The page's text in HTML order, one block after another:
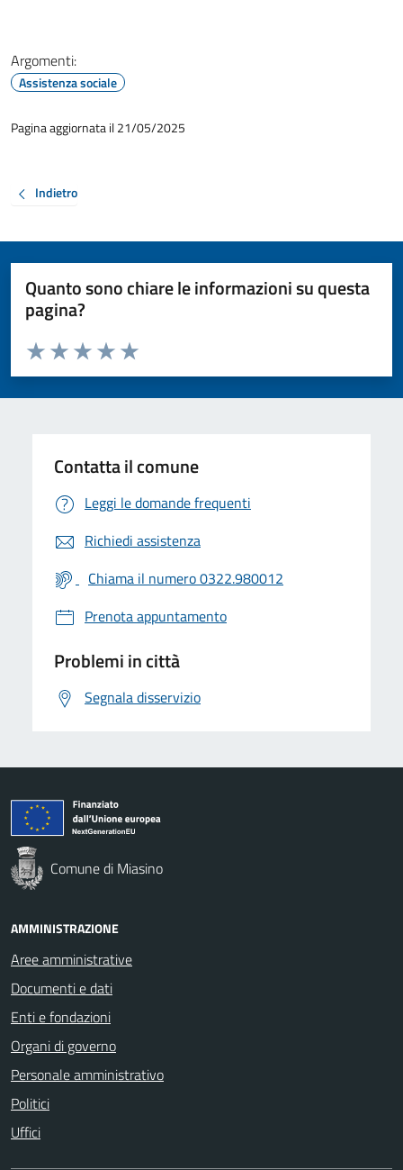
Argomenti:
Assistenza sociale
Pagina aggiornata il 21/05/2025
Indietro
Quanto sono chiare le informazioni su questa
pagina?
Valuta da 1 a 5 stelle la pagina
Valuta 5 stelle su 5
Valuta 4 stelle su 5
Valuta 3 stelle su 5
Valuta 2 stelle su 5
Valuta 1 stelle su 5
Contatta il comune
Leggi le domande frequenti
Richiedi assistenza
Chiama il numero 0322.980012
Prenota appuntamento
Problemi in città
Segnala disservizio
Comune di Miasino
AMMINISTRAZIONE
Aree amministrative
Documenti e dati
Enti e fondazioni
Organi di governo
Personale amministrativo
Politici
Uffici